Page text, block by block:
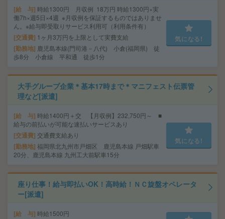
給 与 時給1300円 月収例 18万円 時給1300円×実
働7h×週5日×4週 ※月収例を保証するものではありませ
ん。※給与即受取りサービス利用可（利用条件有）
交通費 1ヶ月3万円を上限として実費支給
勤務地 鹿児島本線(門司港－八代) 小倉(福岡県) 徒
歩8分 小倉線 平和通 徒歩1分
気になる!
大手グループ企業＊基本17時まで＊マニフェスト伝票管
理など[派遣]
給 与 時給1400円＋交 【月収例】232,750円～ ■
給与の前払いが可能な速払いサービスあり
交通費 交通費支給あり
勤務地 福岡県北九州市戸畑区 鹿児島本線 戸畑駅車
20分、鹿児島本線 九州工大前駅車15分
気になる!
座り仕事！給与即払いOK！高時給！ＮＣ旋盤オペレータ
ー[派遣]
給 与 時給1500円